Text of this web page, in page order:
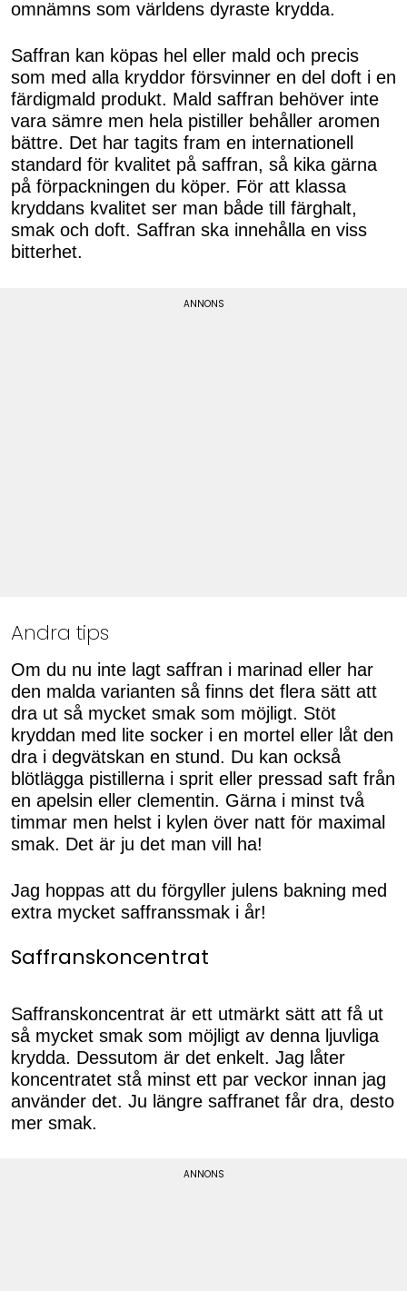
omnämns som världens dyraste krydda.
Saffran kan köpas hel eller mald och precis
som med alla kryddor försvinner en del doft i en
färdigmald produkt. Mald saffran behöver inte
vara sämre men hela pistiller behåller aromen
bättre. Det har tagits fram en internationell
standard för kvalitet på saffran, så kika gärna
på förpackningen du köper. För att klassa
kryddans kvalitet ser man både till färghalt,
smak och doft. Saffran ska innehålla en viss
bitterhet.
Andra tips
Om du nu inte lagt saffran i marinad eller har
den malda varianten så finns det flera sätt att
dra ut så mycket smak som möjligt. Stöt
kryddan med lite socker i en mortel eller låt den
dra i degvätskan en stund. Du kan också
blötlägga pistillerna i sprit eller pressad saft från
en apelsin eller clementin. Gärna i minst två
timmar men helst i kylen över natt för maximal
smak. Det är ju det man vill ha!
Jag hoppas att du förgyller julens bakning med
extra mycket saffranssmak i år!
Saffranskoncentrat
Saffranskoncentrat är ett utmärkt sätt att få ut
så mycket smak som möjligt av denna ljuvliga
krydda. Dessutom är det enkelt. Jag låter
koncentratet stå minst ett par veckor innan jag
använder det. Ju längre saffranet får dra, desto
mer smak.